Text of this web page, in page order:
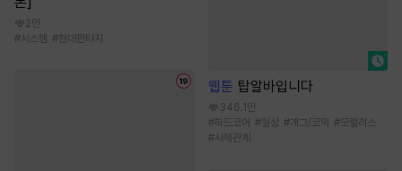
2만
#시스템 #현대판타지
웹툰 탑알바입니다
346.1만
#하드코어 #일상 #개그/코믹 #모럴리스
#사제관계